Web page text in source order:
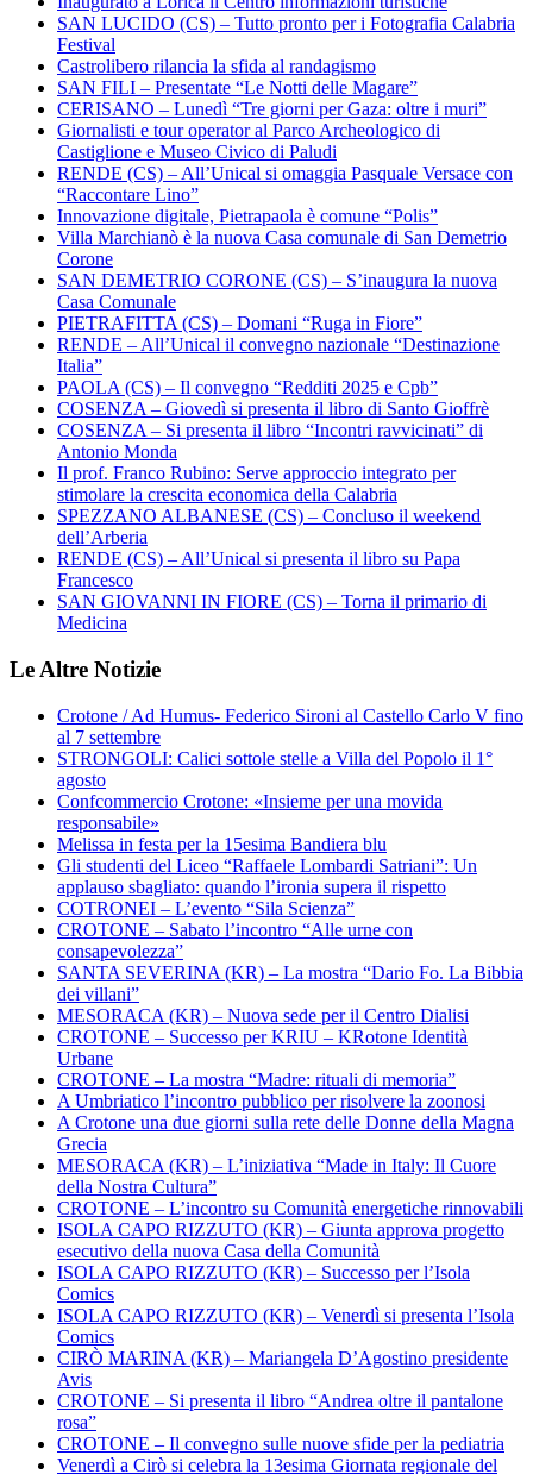
SAN LUCIDO (CS) – Tutto pronto per i Fotografia Calabria
Festival
Castrolibero rilancia la sfida al randagismo
SAN FILI – Presentate “Le Notti delle Magare”
CERISANO – Lunedì “Tre giorni per Gaza: oltre i muri”
Giornalisti e tour operator al Parco Archeologico di
Castiglione e Museo Civico di Paludi
RENDE (CS) – All’Unical si omaggia Pasquale Versace con
“Raccontare Lino”
Innovazione digitale, Pietrapaola è comune “Polis”
Villa Marchianò è la nuova Casa comunale di San Demetrio
Corone
SAN DEMETRIO CORONE (CS) – S’inaugura la nuova
Casa Comunale
PIETRAFITTA (CS) – Domani “Ruga in Fiore”
RENDE – All’Unical il convegno nazionale “Destinazione
Italia”
PAOLA (CS) – Il convegno “Redditi 2025 e Cpb”
COSENZA – Giovedì si presenta il libro di Santo Gioffrè
COSENZA – Si presenta il libro “Incontri ravvicinati” di
Antonio Monda
Il prof. Franco Rubino: Serve approccio integrato per
stimolare la crescita economica della Calabria
SPEZZANO ALBANESE (CS) – Concluso il weekend
dell’Arberia
RENDE (CS) – All’Unical si presenta il libro su Papa
Francesco
SAN GIOVANNI IN FIORE (CS) – Torna il primario di
Medicina
Le Altre Notizie
Crotone / Ad Humus- Federico Sironi al Castello Carlo V fino
al 7 settembre
STRONGOLI: Calici sottole stelle a Villa del Popolo il 1°
agosto
Confcommercio Crotone: «Insieme per una movida
responsabile»
Melissa in festa per la 15esima Bandiera blu
Gli studenti del Liceo “Raffaele Lombardi Satriani”: Un
applauso sbagliato: quando l’ironia supera il rispetto
COTRONEI – L’evento “Sila Scienza”
CROTONE – Sabato l’incontro “Alle urne con
consapevolezza”
SANTA SEVERINA (KR) – La mostra “Dario Fo. La Bibbia
dei villani”
MESORACA (KR) – Nuova sede per il Centro Dialisi
CROTONE – Successo per KRIU – KRotone Identità
Urbane
CROTONE – La mostra “Madre: rituali di memoria”
A Umbriatico l’incontro pubblico per risolvere la zoonosi
A Crotone una due giorni sulla rete delle Donne della Magna
Grecia
MESORACA (KR) – L’iniziativa “Made in Italy: Il Cuore
della Nostra Cultura”
CROTONE – L’incontro su Comunità energetiche rinnovabili
ISOLA CAPO RIZZUTO (KR) – Giunta approva progetto
esecutivo della nuova Casa della Comunità
ISOLA CAPO RIZZUTO (KR) – Successo per l’Isola
Comics
ISOLA CAPO RIZZUTO (KR) – Venerdì si presenta l’Isola
Comics
CIRÒ MARINA (KR) – Mariangela D’Agostino presidente
Avis
CROTONE – Si presenta il libro “Andrea oltre il pantalone
rosa”
CROTONE – Il convegno sulle nuove sfide per la pediatria
Venerdì a Cirò si celebra la 13esima Giornata regionale del